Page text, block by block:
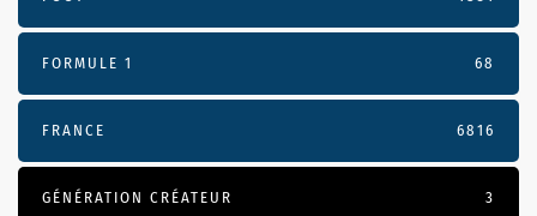
FORMULE 1 68
FRANCE 6816
GÉNÉRATION CRÉATEUR 3